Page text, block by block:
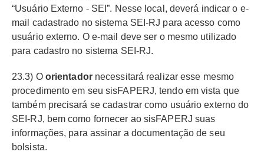
“Usuário Externo - SEI”. Nesse local, deverá indicar o e-
mail cadastrado no sistema SEI-RJ para acesso como
usuário externo. O e-mail deve ser o mesmo utilizado
para cadastro no sistema SEI-RJ.
23.3) O orientador necessitará realizar esse mesmo
procedimento em seu sisFAPERJ, tendo em vista que
também precisará se cadastrar como usuário externo do
SEI-RJ, bem como fornecer ao sisFAPERJ suas
informações, para assinar a documentação de seu
bolsista.